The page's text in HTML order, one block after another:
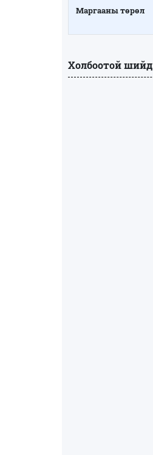
Маргааны төрөл
Холбоотой